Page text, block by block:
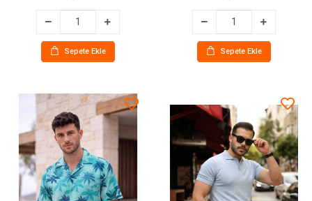
Sepete Ekle Sepete Ekle